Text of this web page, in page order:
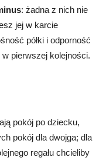
: żadna z nich nie
jej w karcie
półki i odporność
w pierwszej kolejności.
pokój po dziecku,
pokój dla dwojga; dla
regału chcieliby